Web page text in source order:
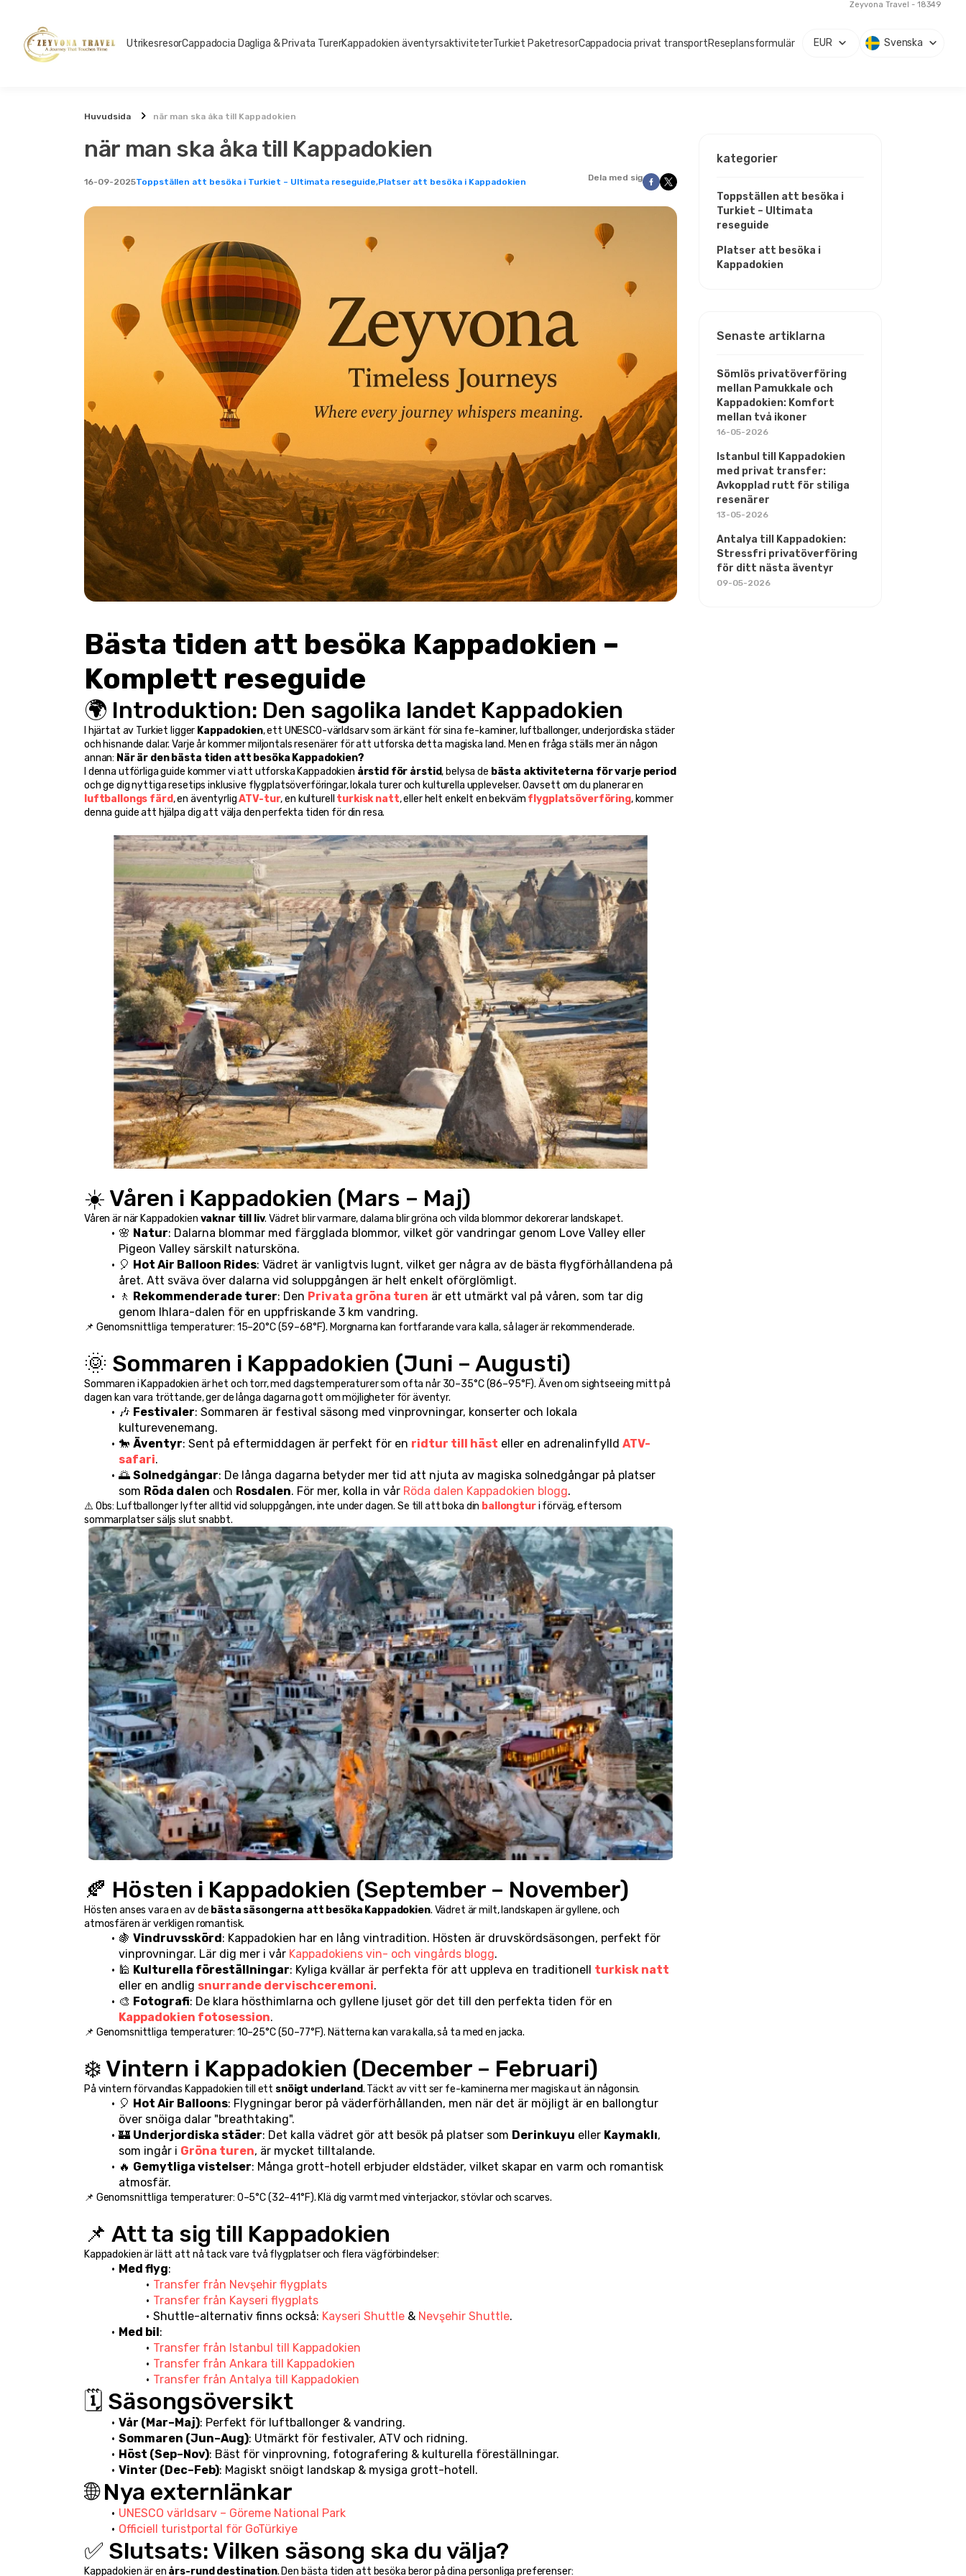
Zeyvona Travel - 18349
UtrikesresorCappadocia Dagliga & Privata TurerKappadokien äventyrsaktiviteterTurkiet PaketresorCappadocia privat transportReseplansformulär EUR Svenska
Huvudsida när man ska åka till Kappadokien
när man ska åka till Kappadokien
16-09-2025Toppställen att besöka i Turkiet – Ultimata reseguide,Platser att besöka i Kappadokien Dela med sig
Bästa tiden att besöka Kappadokien –
Komplett reseguide
🌍 Introduktion: Den sagolika landet Kappadokien
I hjärtat av Turkiet ligger Kappadokien, ett UNESCO-världsarv som är känt för sina fe-kaminer, luftballonger, underjordiska städer
och hisnande dalar. Varje år kommer miljontals resenärer för att utforska detta magiska land. Men en fråga ställs mer än någon
annan: När är den bästa tiden att besöka Kappadokien?
I denna utförliga guide kommer vi att utforska Kappadokien årstid för årstid, belysa de bästa aktiviteterna för varje period
luftballongs färd, en äventyrlig ATV-tur, en kulturell turkisk natt, eller helt enkelt en bekväm flygplatsöverföring, kommer
denna guide att hjälpa dig att välja den perfekta tiden för din resa.
☀️ Våren i Kappadokien (Mars – Maj)
Våren är när Kappadokien vaknar till liv. Vädret blir varmare, dalarna blir gröna och vilda blommor dekorerar landskapet.
🌸 Natur: Dalarna blommar med färgglada blommor, vilket gör vandringar genom Love Valley eller
Pigeon Valley särskilt natursköna.
🎈 Hot Air Balloon Rides: Vädret är vanligtvis lugnt, vilket ger några av de bästa flygförhållandena på
året. Att sväva över dalarna vid soluppgången är helt enkelt oförglömligt.
🚶 Rekommenderade turer: Den Privata gröna turen är ett utmärkt val på våren, som tar dig
genom Ihlara-dalen för en uppfriskande 3 km vandring.
📌 Genomsnittliga temperaturer: 15–20°C (59–68°F). Morgnarna kan fortfarande vara kalla, så lager är rekommenderade.
🌞 Sommaren i Kappadokien (Juni – Augusti)
Sommaren i Kappadokien är het och torr, med dagstemperaturer som ofta når 30–35°C (86–95°F). Även om sightseeing mitt på
dagen kan vara tröttande, ger de långa dagarna gott om möjligheter för äventyr.
🎶 Festivaler: Sommaren är festival säsong med vinprovningar, konserter och lokala
kulturevenemang.
🐎 Äventyr: Sent på eftermiddagen är perfekt för en ridtur till häst eller en adrenalinfylld ATV-
safari.
🌅 Solnedgångar: De långa dagarna betyder mer tid att njuta av magiska solnedgångar på platser
som Röda dalen och Rosdalen. För mer, kolla in vår Röda dalen Kappadokien blogg.
⚠️ Obs: Luftballonger lyfter alltid vid soluppgången, inte under dagen. Se till att boka din ballongtur i förväg, eftersom
sommarplatser säljs slut snabbt.
🍂 Hösten i Kappadokien (September – November)
Hösten anses vara en av de bästa säsongerna att besöka Kappadokien. Vädret är milt, landskapen är gyllene, och
atmosfären är verkligen romantisk.
🍇 Vindruvsskörd : Kappadokien har en lång vintradition. Hösten är druvskördsäsongen, perfekt för
vinprovningar. Lär dig mer i vår Kappadokiens vin- och vingårds blogg.
🕌 Kulturella föreställningar: Kyliga kvällar är perfekta för att uppleva en traditionell turkisk natt
eller en andlig snurrande dervischceremoni.
🎨 Fotografi
Kappadokien fotosession.
📌 Genomsnittliga temperaturer: 10–25°C (50–77°F). Nätterna kan vara kalla, så ta med en jacka.
❄️ Vintern i Kappadokien (December – Februari)
På vintern förvandlas Kappadokien till ett snöigt underland. Täckt av vitt ser fe-kaminerna mer magiska ut än någonsin.
🎈 Hot Air Balloons: Flygningar beror på väderförhållanden, men när det är möjligt är en ballongtur
över snöiga dalar "breathtaking".
🏰 Underjordiska städer: Det kalla vädret gör att besök på platser som Derinkuyu eller Kaymaklı,
som ingår i Gröna turen, är mycket tilltalande.
🔥 Gemytliga vistelser: Många grott-hotell erbjuder eldstäder, vilket skapar en varm och romantisk
atmosfär.
📌 Genomsnittliga temperaturer: 0–5°C (32–41°F). Klä dig varmt med vinterjackor, stövlar och scarves.
📌 Att ta sig till Kappadokien
Kappadokien är lätt att nå tack vare två flygplatser och flera vägförbindelser:
Med flyg:
Transfer från Nevşehir flygplats
Transfer från Kayseri flygplats
Shuttle-alternativ finns också: Kayseri Shuttle & Nevşehir Shuttle.
Med bil :
Transfer från Istanbul till Kappadokien
Transfer från Ankara till Kappadokien
Transfer från Antalya till Kappadokien
🗓️ Säsongsöversikt
Vår (Mar–Maj): Perfekt för luftballonger & vandring.
Sommaren (Jun–Aug): Utmärkt för festivaler, ATV och ridning.
Höst (Sep–Nov): Bäst för vinprovning, fotografering & kulturella föreställningar.
Vinter (Dec–Feb): Magiskt snöigt landskap & mysiga grott-hotell.
🌐 Nya externlänkar
UNESCO världsarv – Göreme National Park
Officiell turistportal för GoTürkiye
✅ Slutsats: Vilken säsong ska du välja?
Kappadokien är en års-rund destination. Den bästa tiden att besöka beror på dina personliga preferenser:
kategorier
Toppställen att besöka i
Turkiet – Ultimata
reseguide
Platser att besöka i
Kappadokien
Senaste artiklarna
Sömlös privatöverföring
mellan Pamukkale och
Kappadokien: Komfort
mellan två ikoner
16-05-2026
Istanbul till Kappadokien
med privat transfer:
Avkopplad rutt för stiliga
resenärer
13-05-2026
Antalya till Kappadokien:
Stressfri privatöverföring
för ditt nästa äventyr
09-05-2026